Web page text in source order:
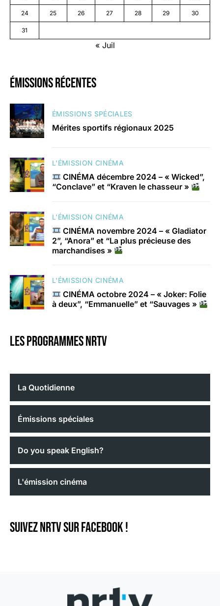
24 25 26 27 28 29 30
31
« Juil
émissions récentes
ÉMISSIONS SPÉCIALES
Mérites sportifs régionaux 2025
L'ÉMISSION CINÉMA
CINÉMA décembre 2024 – « Wicked”,
“Conclave” et “Kraven le chasseur »
L'ÉMISSION CINÉMA
CINÉMA novembre 2024 – « Gladiator
2”, “Anora” et “La plus précieuse des
marchandises »
L'ÉMISSION CINÉMA
CINÉMA octobre 2024 – « Joker: Folie
à deux”, “Emmanuelle” et “Sauvages »
Les programmes nrtv
La Quotidienne
Émissions spéciales
Do you speak English?
L'émission cinéma
Suivez NRTV sur Facebook !